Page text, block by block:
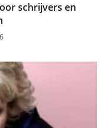
schrijvers en